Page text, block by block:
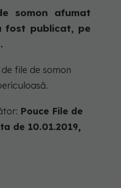
somon afumat
fost publicat, pe
file de somon
Pouce File de
de 10.01.2019,